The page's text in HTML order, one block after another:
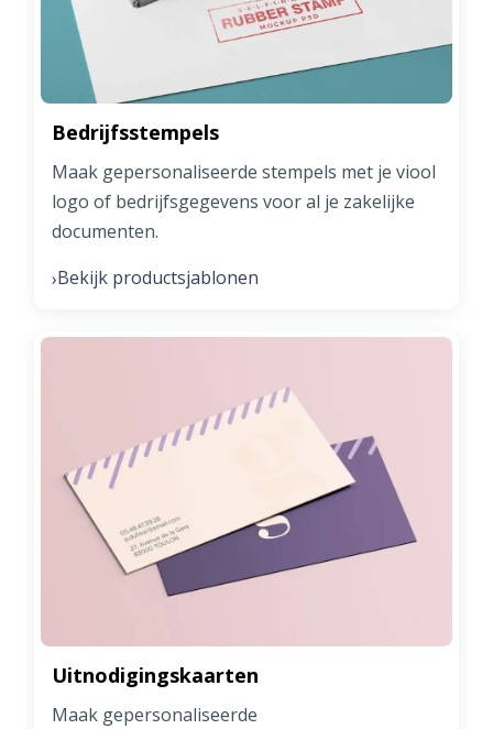
Bedrijfsstempels
Maak gepersonaliseerde stempels met je viool
logo of bedrijfsgegevens voor al je zakelijke
documenten.
›Bekijk productsjablonen
Uitnodigingskaarten
Maak gepersonaliseerde